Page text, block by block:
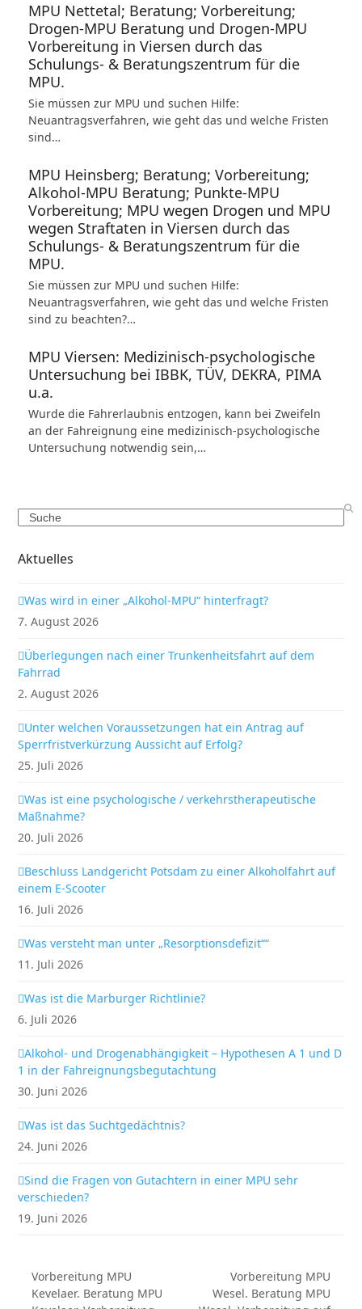
MPU Nettetal; Beratung; Vorbereitung;
Drogen-MPU Beratung und Drogen-MPU
Vorbereitung in Viersen durch das
Schulungs- & Beratungszentrum für die
MPU.
Sie müssen zur MPU und suchen Hilfe:
Neuantragsverfahren, wie geht das und welche Fristen
sind…
MPU Heinsberg; Beratung; Vorbereitung;
Alkohol-MPU Beratung; Punkte-MPU
Vorbereitung; MPU wegen Drogen und MPU
wegen Straftaten in Viersen durch das
Schulungs- & Beratungszentrum für die
MPU.
Sie müssen zur MPU und suchen Hilfe:
Neuantragsverfahren, wie geht das und welche Fristen
sind zu beachten?…
MPU Viersen: Medizinisch-psychologische
Untersuchung bei IBBK, TÜV, DEKRA, PIMA
u.a.
Wurde die Fahrerlaubnis entzogen, kann bei Zweifeln
an der Fahreignung eine medizinisch-psychologische
Untersuchung notwendig sein,…
Search
Aktuelles
Was wird in einer „Alkohol-MPU“ hinterfragt?
7. August 2026
Überlegungen nach einer Trunkenheitsfahrt auf dem
Fahrrad
2. August 2026
Unter welchen Voraussetzungen hat ein Antrag auf
Sperrfristverkürzung Aussicht auf Erfolg?
25. Juli 2026
Was ist eine psychologische / verkehrstherapeutische
Maßnahme?
20. Juli 2026
Beschluss Landgericht Potsdam zu einer Alkoholfahrt auf
einem E-Scooter
16. Juli 2026
Was versteht man unter „Resorptionsdefizit““
11. Juli 2026
Was ist die Marburger Richtlinie?
6. Juli 2026
Alkohol- und Drogenabhängigkeit – Hypothesen A 1 und D
1 in der Fahreignungsbegutachtung
30. Juni 2026
Was ist das Suchtgedächtnis?
24. Juni 2026
Sind die Fragen von Gutachtern in einer MPU sehr
verschieden?
19. Juni 2026
Vorbereitung MPU
Kevelaer. Beratung MPU
Vorbereitung MPU
Wesel. Beratung MPU